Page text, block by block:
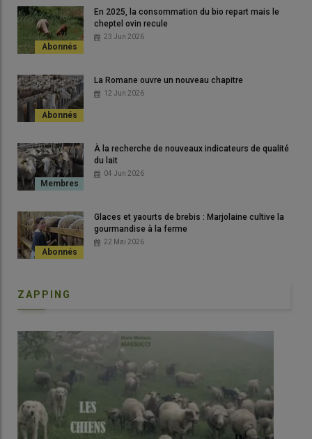
En 2025, la consommation du bio repart mais le
cheptel ovin recule
23 Jun 2026
La Romane ouvre un nouveau chapitre
12 Jun 2026
À la recherche de nouveaux indicateurs de qualité
du lait
04 Jun 2026
Glaces et yaourts de brebis : Marjolaine cultive la
gourmandise à la ferme
22 Mai 2026
ZAPPING